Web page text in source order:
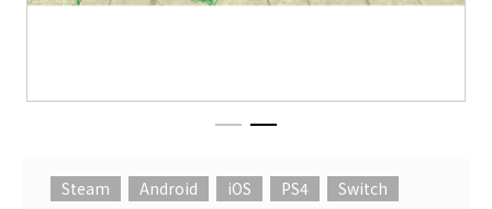
Steam Android iOS PS4
Switch